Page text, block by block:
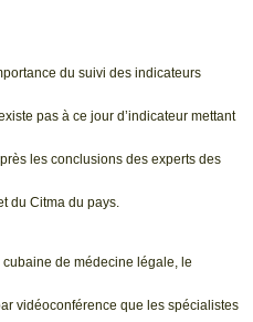
du suivi des indicateurs
pas à ce jour d’indicateur mettant
les conclusions des experts des
du Citma du pays.
de médecine légale, le
vidéoconférence que les spécialistes